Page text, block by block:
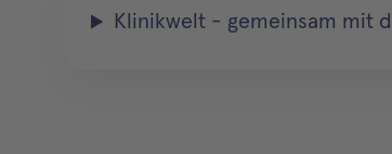
Klinikwelt - gemeinsam mit